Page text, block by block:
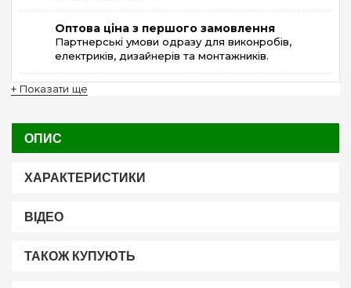
Оптова ціна з першого замовлення
Партнерські умови одразу для виконробів,
електриків, дизайнерів та монтажників.
+ Показати ще
ОПИС
ХАРАКТЕРИСТИКИ
ВІДЕО
ТАКОЖ КУПУЮТЬ